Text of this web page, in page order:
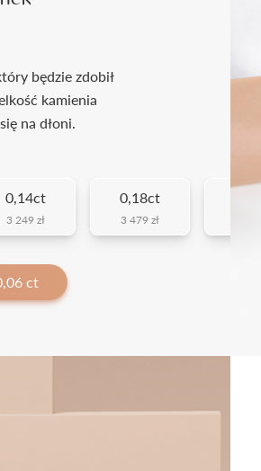
będzie zdobił
kamienia
na dłoni.
0,14ct
3 249 zł
0,18ct
3 479 zł
ct